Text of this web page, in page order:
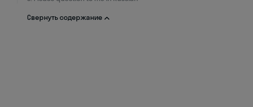
Свернуть содержание